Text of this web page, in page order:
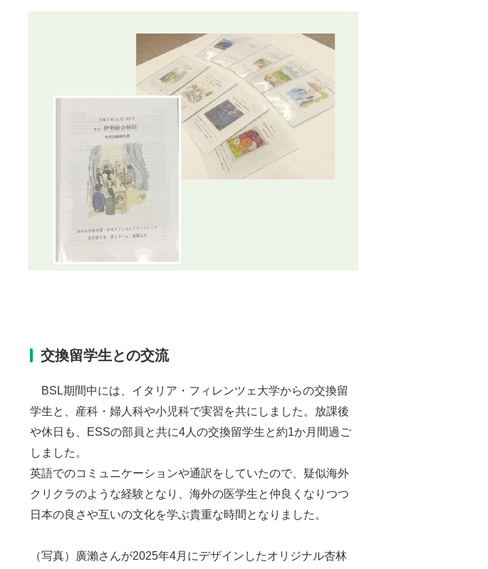
交換留学生との交流
BSL期間中には、イタリア・フィレンツェ大学からの交換留
学生と、産科・婦人科や小児科で実習を共にしました。放課後
や休日も、ESSの部員と共に4人の交換留学生と約1か月間過ご
しました。
英語でのコミュニケーションや通訳をしていたので、疑似海外
クリクラのような経験となり、海外の医学生と仲良くなりつつ
日本の良さや互いの文化を学ぶ貴重な時間となりました。
（写真）廣瀨さんが2025年4月にデザインしたオリジナル杏林